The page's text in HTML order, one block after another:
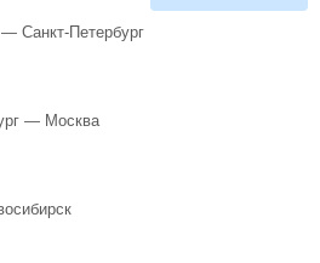
— Санкт-Петербург
— Москва